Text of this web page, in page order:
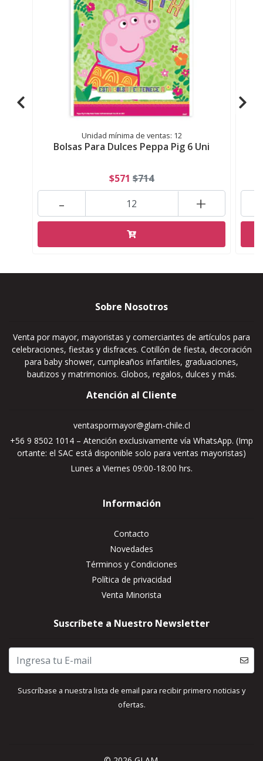
Unidad mínima de ventas: 12
Bolsas Para Dulces Peppa Pig 6 Uni
$571 $714
+
-
Sobre Nosotros
Venta por mayor, mayoristas y comerciantes de artículos para
celebraciones, fiestas y disfraces. Cotillón de fiesta, decoración
para baby shower, cumpleaños infantiles, graduaciones,
bautizos y matrimonios. Globos, regalos, dulces y más.
Atención al Cliente
ventaspormayor@glam-chile.cl
+56 9 8502 1014 – Atención exclusivamente vía WhatsApp. (Imp
ortante: el SAC está disponible solo para ventas mayoristas)
Lunes a Viernes 09:00-18:00 hrs.
Información
Contacto
Novedades
Términos y Condiciones
Política de privacidad
Venta Minorista
Suscríbete a Nuestro Newsletter
Suscríbase a nuestra lista de email para recibir primero noticias y
ofertas.